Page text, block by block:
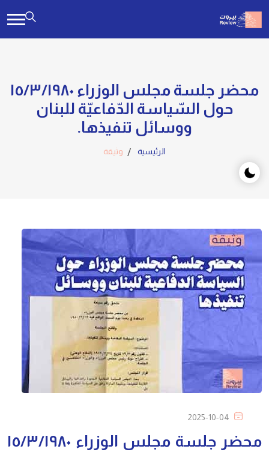
محضر جلسة مجلس الوزراء ١٥/٣/١٩٨٠
حول السّياسة الدّفاعيّة للبنان
ووسائل تنفيذها.
الرئيسية وثيقة
2025-10-04
محضر جلسة مجلس الوزراء ١٥/٣/١٩٨٠